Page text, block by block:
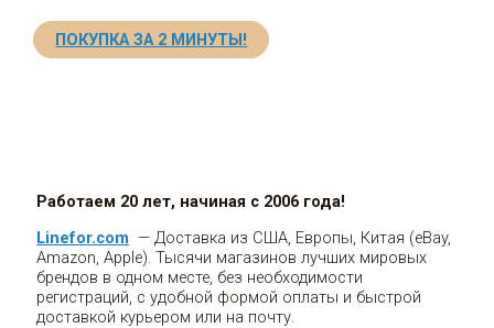
ПОКУПКА ЗА 2 МИНУТЫ!
Работаем 20 лет, начиная с 2006 года!
Linefor.com — Доставка из США, Европы, Китая (eBay,
Amazon, Apple). Тысячи магазинов лучших мировых
брендов в одном месте, без необходимости
регистраций, с удобной формой оплаты и быстрой
доставкой курьером или на почту.